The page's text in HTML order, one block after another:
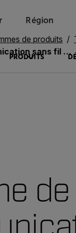
Région
PRODUITS
de produits
fil distant intelliRock III
de